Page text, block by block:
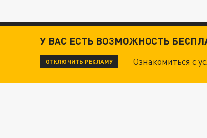
У ВАС ЕСТЬ ВОЗМОЖНОСТЬ
ОТКЛЮЧИТЬ РЕКЛАМУ Ознакомиться с